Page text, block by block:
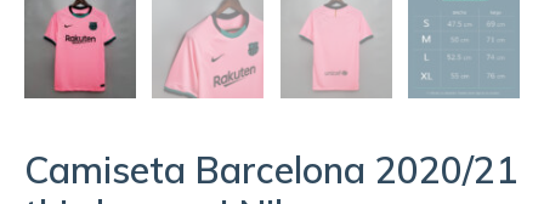
Camiseta Barcelona 2020/21